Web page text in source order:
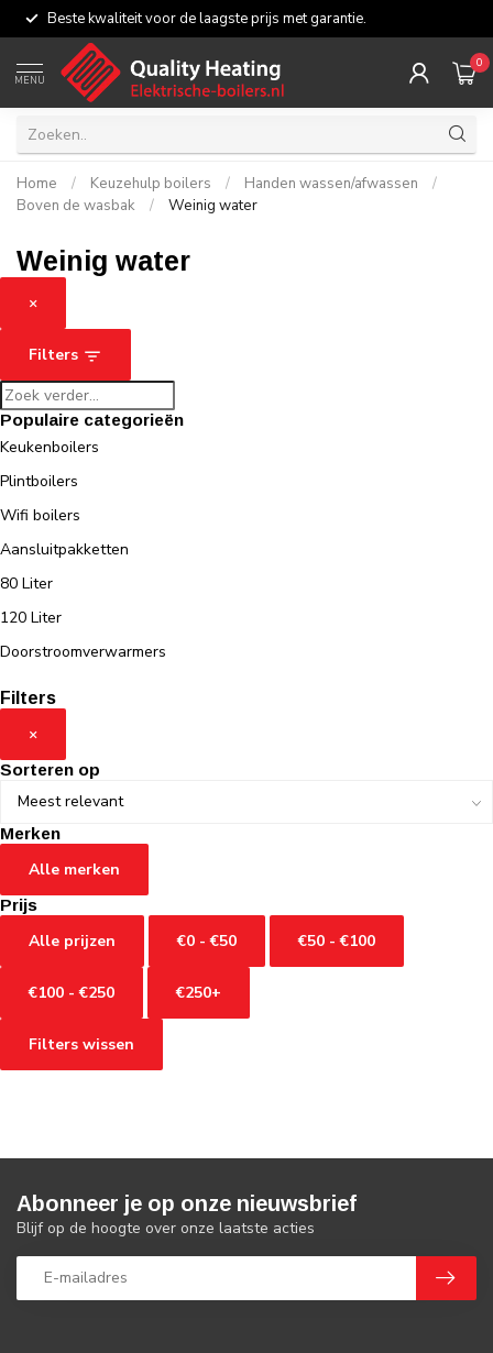
Beste kwaliteit voor de laagste prijs met garantie.
MENU
0
Home / Keuzehulp boilers / Handen wassen/afwassen
/
Boven de wasbak
/ Weinig water
Weinig water
×
Filters
Populaire categorieën
Keukenboilers
Plintboilers
Wifi boilers
Aansluitpakketten
80 Liter
120 Liter
Doorstroomverwarmers
Filters
×
Sorteren op
Merken
Alle merken
Prijs
Alle prijzen €0 - €50 €50 - €100
€100 - €250 €250+
Filters wissen
Abonneer je op onze nieuwsbrief
Blijf op de hoogte over onze laatste acties